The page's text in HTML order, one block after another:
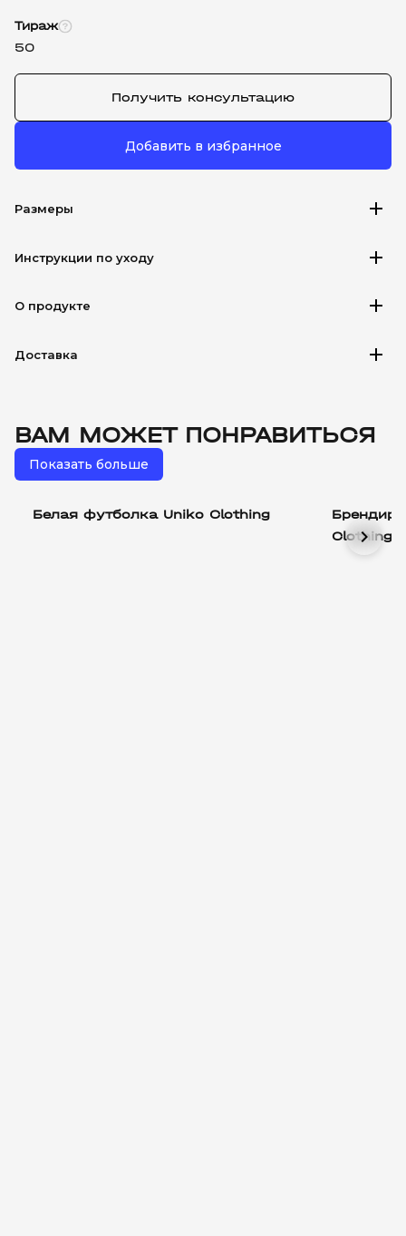
Тираж
50
Получить консультацию
Добавить в избранное
Размеры add
Инструкции по уходу add
О продукте add
Доставка add
ВАМ МОЖЕТ ПОНРАВИТЬСЯ
Показать больше
Белая футболка Uniko Clothing
Clothing
chevron_right